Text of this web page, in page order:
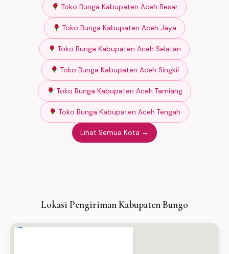
Toko Bunga Kabupaten Aceh Besar
Toko Bunga Kabupaten Aceh Jaya
Toko Bunga Kabupaten Aceh Selatan
Toko Bunga Kabupaten Aceh Singkil
Toko Bunga Kabupaten Aceh Tamiang
Toko Bunga Kabupaten Aceh Tengah
Lihat Semua Kota →
Lokasi Pengiriman Kabupaten Bungo